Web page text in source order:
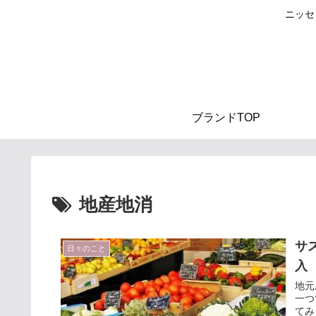
ニッ
ブランドTOP
地産地消
日々のこと
サ
入
地
一
て